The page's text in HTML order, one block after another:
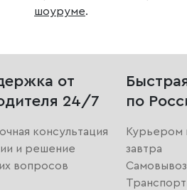
шоуруме.
от
24/7
консультация
и решение
вопросов
по
Курьером
завтра